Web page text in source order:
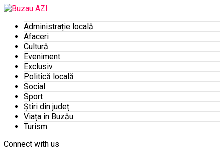
Administrație locală
Afaceri
Cultură
Eveniment
Exclusiv
Politică locală
Social
Sport
Știri din județ
Viața în Buzău
Turism
Connect with us